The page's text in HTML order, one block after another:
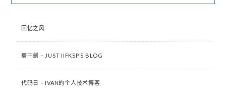
回忆之风
葵中剑 – JUST IIFKSP’S BLOG
代码日 – IVAN的个人技术博客